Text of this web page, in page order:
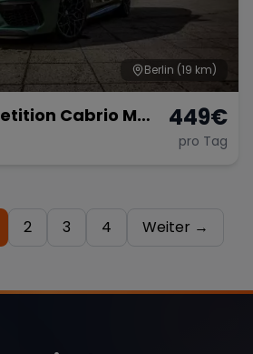
Berlin (19 km)
Cabrio M
Sportwagen
449€
pro Tag
2 3 4 Weiter →